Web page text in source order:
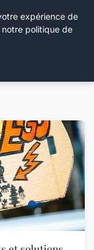
expérience de
politique de